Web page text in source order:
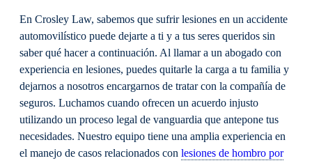
En Crosley Law, sabemos que sufrir lesiones en un accidente
automovilístico puede dejarte a ti y a tus seres queridos sin
saber qué hacer a continuación. Al llamar a un abogado con
experiencia en lesiones, puedes quitarle la carga a tu familia y
dejarnos a nosotros encargarnos de tratar con la compañía de
seguros. Luchamos cuando ofrecen un acuerdo injusto
utilizando un proceso legal de vanguardia que antepone tus
necesidades. Nuestro equipo tiene una amplia experiencia en
el manejo de casos relacionados con lesiones de hombro por